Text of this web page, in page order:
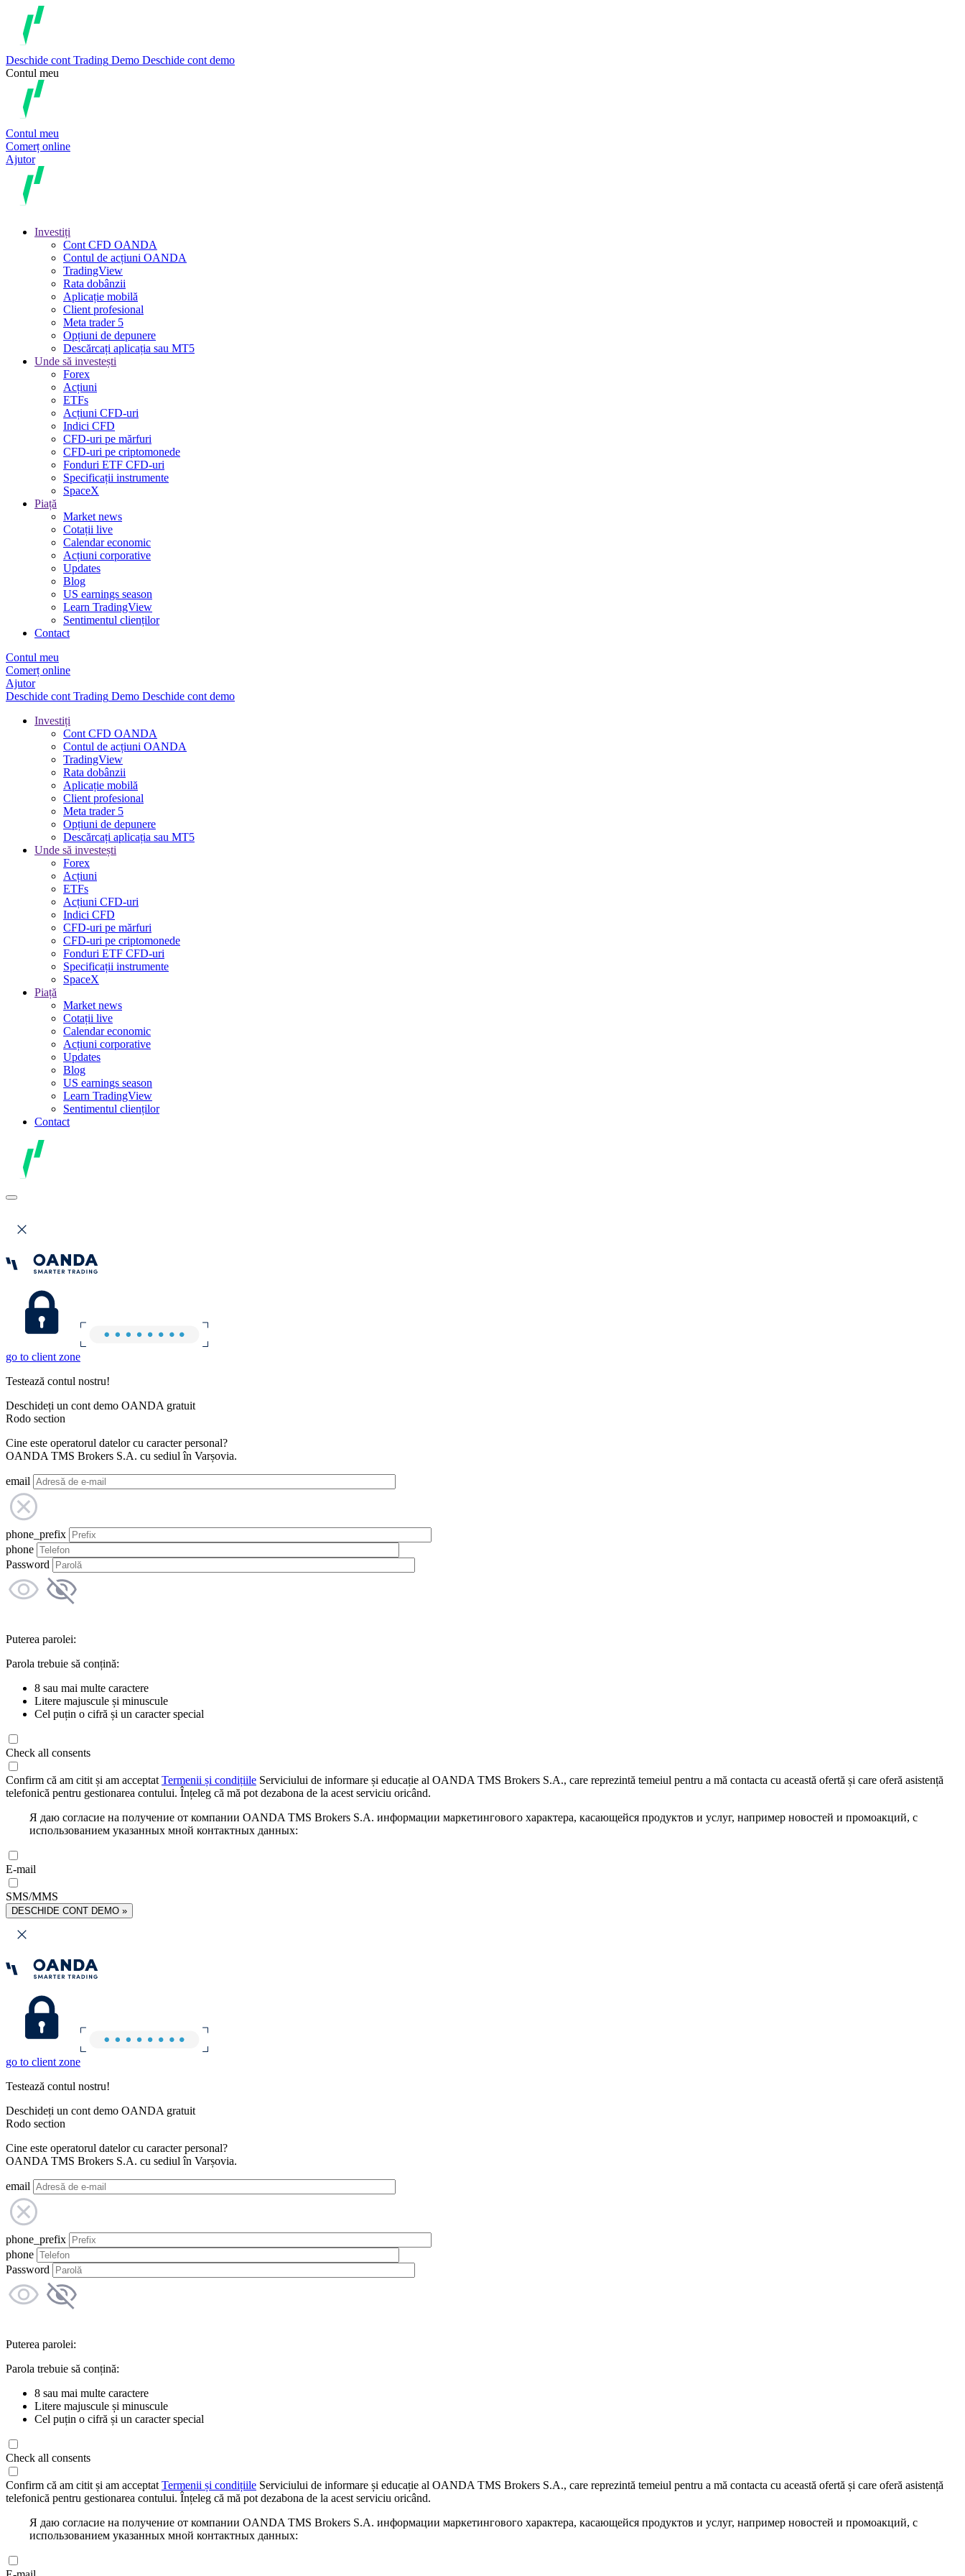
Deschide cont Trading Demo Deschide cont demo
Contul meu
Contul meu
Comerț online
Ajutor
Investiți
Cont CFD OANDA
Contul de acțiuni OANDA
TradingView
Rata dobânzii
Aplicație mobilă
Client profesional
Meta trader 5
Opțiuni de depunere
Descărcați aplicația sau MT5
Unde să investești
Forex
Acțiuni
ETFs
Acțiuni CFD-uri
Indici CFD
CFD-uri pe mărfuri
CFD-uri pe criptomonede
Fonduri ETF CFD-uri
Specificații instrumente
SpaceX
Piață
Market news
Cotații live
Calendar economic
Acțiuni corporative
Updates
Blog
US earnings season
Learn TradingView
Sentimentul clienților
Contact
Contul meu
Comerț online
Ajutor
Deschide cont Trading Demo Deschide cont demo
Investiți
Cont CFD OANDA
Contul de acțiuni OANDA
TradingView
Rata dobânzii
Aplicație mobilă
Client profesional
Meta trader 5
Opțiuni de depunere
Descărcați aplicația sau MT5
Unde să investești
Forex
Acțiuni
ETFs
Acțiuni CFD-uri
Indici CFD
CFD-uri pe mărfuri
CFD-uri pe criptomonede
Fonduri ETF CFD-uri
Specificații instrumente
SpaceX
Piață
Market news
Cotații live
Calendar economic
Acțiuni corporative
Updates
Blog
US earnings season
Learn TradingView
Sentimentul clienților
Contact
go to client zone
Testează contul nostru!
Deschideți un cont demo OANDA gratuit
Rodo section
Cine este operatorul datelor cu caracter personal?
OANDA TMS Brokers S.A. cu sediul în Varșovia.
email
phone_prefix
phone
Password
Puterea parolei:
Parola trebuie să conțină:
8 sau mai multe caractere
Litere majuscule și minuscule
Cel puțin o cifră și un caracter special
Check all consents
Confirm că am citit și am acceptat Termenii și condițiile Serviciului de informare și educație al OANDA TMS Brokers S.A., care reprezintă temeiul pentru a mă contacta cu această ofertă și care oferă asistență
telefonică pentru gestionarea contului. Înțeleg că mă pot dezabona de la acest serviciu oricând.
Я даю согласие на получение от компании OANDA TMS Brokers S.A. информации маркетингового характера, касающейся продуктов и услуг, например новостей и промоакций, с
использованием указанных мной контактных данных:
E-mail
SMS/MMS
DESCHIDE CONT DEMO »
go to client zone
Testează contul nostru!
Deschideți un cont demo OANDA gratuit
Rodo section
Cine este operatorul datelor cu caracter personal?
OANDA TMS Brokers S.A. cu sediul în Varșovia.
email
phone_prefix
phone
Password
Puterea parolei:
Parola trebuie să conțină:
8 sau mai multe caractere
Litere majuscule și minuscule
Cel puțin o cifră și un caracter special
Check all consents
Confirm că am citit și am acceptat Termenii și condițiile Serviciului de informare și educație al OANDA TMS Brokers S.A., care reprezintă temeiul pentru a mă contacta cu această ofertă și care oferă asistență
telefonică pentru gestionarea contului. Înțeleg că mă pot dezabona de la acest serviciu oricând.
Я даю согласие на получение от компании OANDA TMS Brokers S.A. информации маркетингового характера, касающейся продуктов и услуг, например новостей и промоакций, с
использованием указанных мной контактных данных: